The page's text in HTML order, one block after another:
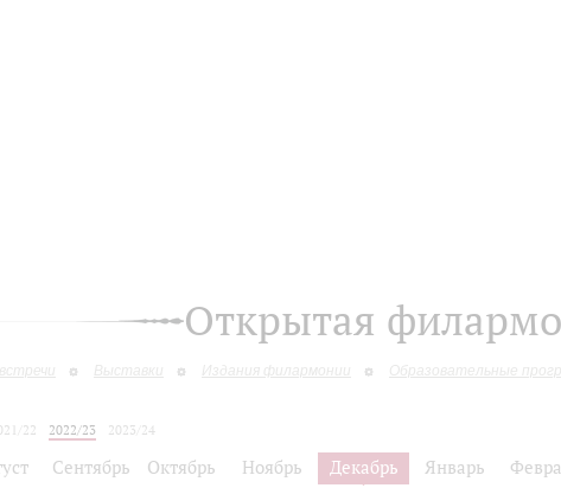
Открытая
Выставки Издания филармонии Образовательные
22 2022/23
2023/24
Сентябрь Октябрь Ноябрь Декабрь Январь